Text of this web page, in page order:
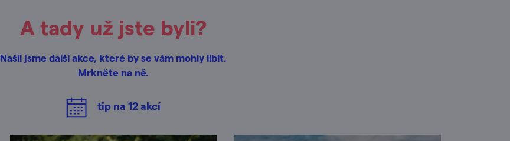
A tady už jste byli?
Našli jsme další akce, které by se vám mohly líbit.
Mrkněte na ně.
tip na 12akcí